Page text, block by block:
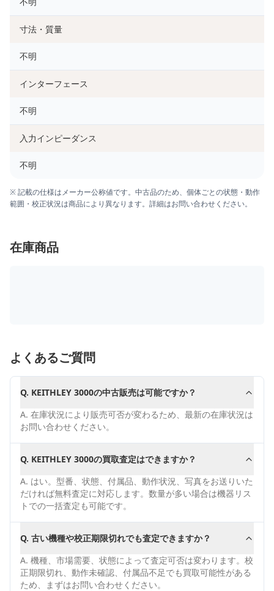
寸法・質量
不明
インターフェース
不明
入力インピーダンス
不明
※ 記載の仕様はメーカー公称値です。中古品のため、個体ごとの状態・動作
範囲・校正状況は商品により異なります。詳細はお問い合わせください。
在庫商品
よくあるご質問
Q. KEITHLEY 3000の中古販売は可能ですか？
A. 在庫状況により販売可否が変わるため、最新の在庫状況は
お問い合わせください。
Q. KEITHLEY 3000の買取査定はできますか？
A. はい。型番、状態、付属品、動作状況、写真をお送りいた
だければ無料査定に対応します。数量が多い場合は機器リス
トでの一括査定も可能です。
Q. 古い機種や校正期限切れでも査定できますか？
A. 機種、市場需要、状態によって査定可否は変わります。校
正期限切れ、動作未確認、付属品不足でも買取可能性がある
ため、まずはお問い合わせください。